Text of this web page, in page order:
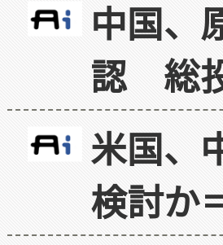
中国、
認 総
米国、
検討か